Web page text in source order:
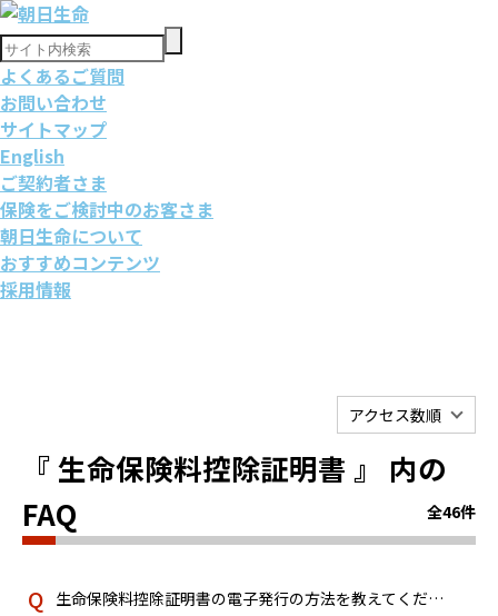
よくあるご質問
お問い合わせ
サイトマップ
English
ご契約者さま
保険をご検討中のお客さま
朝日生命について
おすすめコンテンツ
採用情報
アクセス数順
『 生命保険料控除証明書 』 内の
FAQ
全46件
生命保険料控除証明書の電子発行の方法を教えてください。